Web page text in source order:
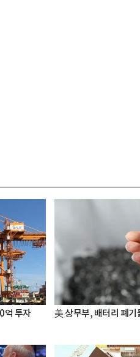
억 투자 美 상무부, 배터리 폐기